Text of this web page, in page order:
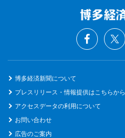
博多経済新聞について
プレスリリース・情報提供はこちらから
アクセスデータの利用について
お問い合わせ
広告のご案内